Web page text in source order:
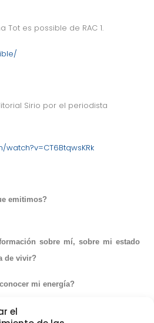
el
Tot es possible de RAC 1.
Sirio por el periodista
la luz que emitimos?
sobre mí, sobre mi estado
de vivir?
mi energía?
de prensa